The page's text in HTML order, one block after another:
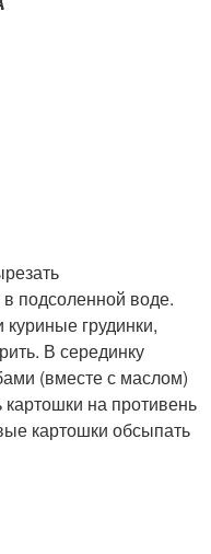
подсоленной воде.
грудинки,
В серединку
(вместе с маслом)
на противень
картошки обсыпать